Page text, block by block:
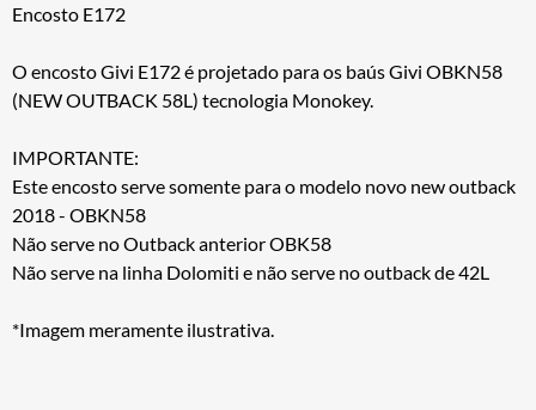
Encosto E172
O encosto Givi E172 é projetado para os baús Givi OBKN58
(NEW OUTBACK 58L) tecnologia Monokey.
IMPORTANTE:
Este encosto serve somente para o modelo novo new outback
2018 - OBKN58
Não serve no Outback anterior OBK58
Não serve na linha Dolomiti e não serve no outback de 42L
*Imagem meramente ilustrativa.